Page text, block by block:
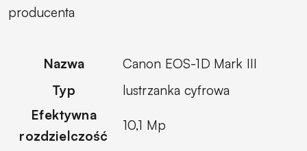
producenta
Nazwa
Canon EOS-1D Mark III
Typ
lustrzanka cyfrowa
Efektywna
rozdzielczość
10,1 Mp